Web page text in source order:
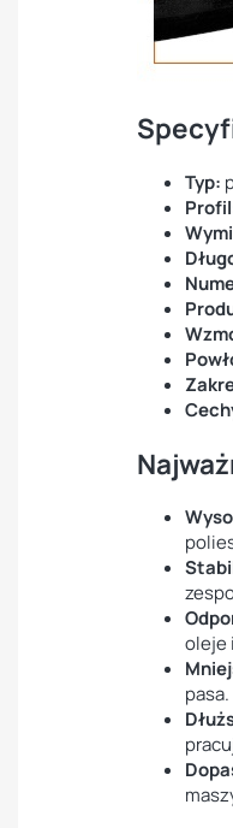
Typ:
oleje
pasa.